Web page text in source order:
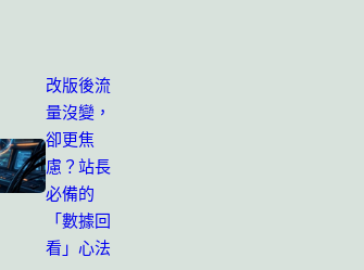
改版後流
量沒變，
卻更焦
慮？站長
必備的
「數據回
看」心法